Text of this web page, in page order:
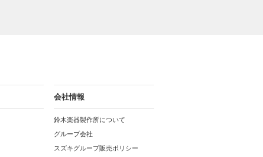
会社情報
鈴木楽器製作所について
グループ会社
スズキグループ販売ポリシー